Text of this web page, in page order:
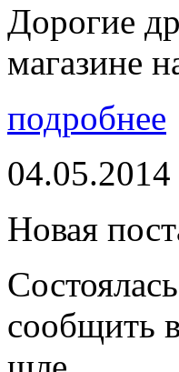
Дорогие
магазине
подробнее
04.05.2014
Новая
сообщить